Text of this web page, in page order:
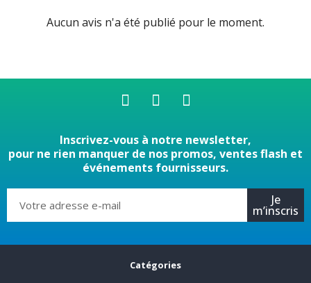
Aucun avis n'a été publié pour le moment.
Inscrivez-vous à notre newsletter,
pour ne rien manquer de nos promos, ventes flash et
événements fournisseurs.
Je
m’inscris
Catégories